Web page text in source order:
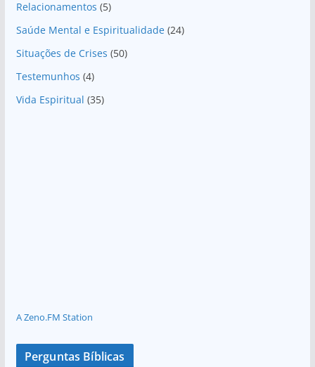
Relacionamentos (5)
Saúde Mental e Espiritualidade(24)
Situações de Crises (50)
Testemunhos (4)
Vida Espiritual (35)
A Zeno.FM Station
Perguntas Bíblicas